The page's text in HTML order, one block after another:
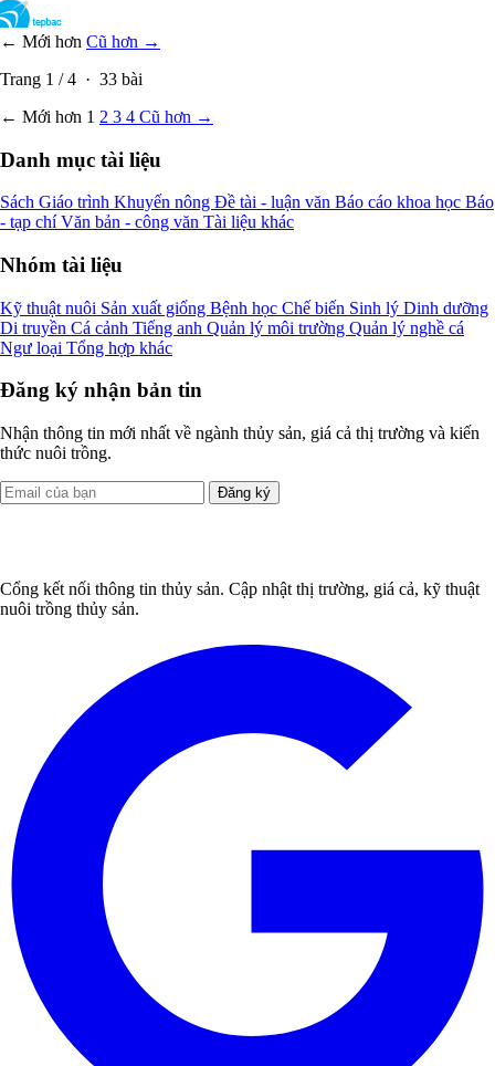
← Mới hơn Cũ hơn →
Trang 1 /4 · 33 bài
← Mới hơn 1 2 3 4 Cũ hơn →
Danh mục tài liệu
Sách Giáo trình Khuyến nông Đề tài - luận văn Báo cáo khoa học Báo
- tạp chíVăn bản - công văn Tài liệu khác
Nhóm tài liệu
Kỹ thuật nuôi Sản xuất giống Bệnh học Chế biến Sinh lý Dinh dưỡng
Di truyền Cá cảnh Tiếng anh Quản lý môi trường Quản lý nghề cá
Ngư loại Tổng hợp khác
Đăng ký nhận bản tin
Nhận thông tin mới nhất về ngành thủy sản, giá cả thị trường và kiến
thức nuôi trồng.
Đăng ký
Cổng kết nối thông tin thủy sản. Cập nhật thị trường, giá cả, kỹ thuật
nuôi trồng thủy sản.